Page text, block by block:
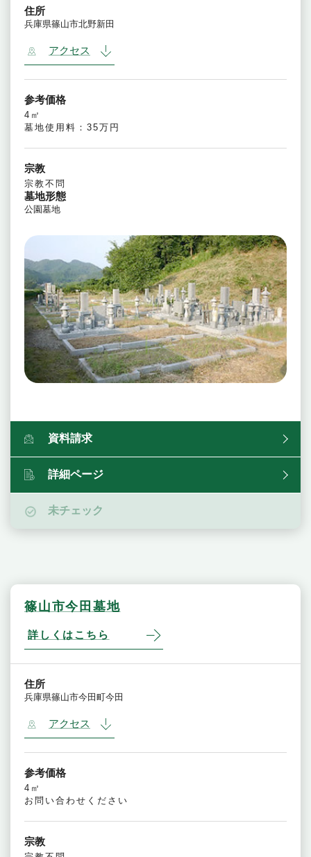
住所
兵庫県篠山市北野新田
アクセス
参考価格
4㎡
墓地使用料：35万円
宗教
宗教不問
墓地形態
公園墓地
資料請求
詳細ページ
未チェック
篠山市今田墓地
詳しくはこちら
住所
兵庫県篠山市今田町今田
アクセス
参考価格
4㎡
お問い合わせください
宗教